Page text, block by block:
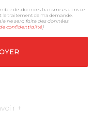
des données transmises dans ce
traitement de ma demande.
ne sera faite des données
confidentialité)
+